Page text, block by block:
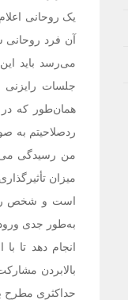
آن فرد روحانی
می‌رسد باید
جلسات
همان‌طور که در
ردصلاحیتم به
من رسیدگی
میزان
به‌طور جدی
انجام دهد تا
بالابردن
حداکثری مطرح